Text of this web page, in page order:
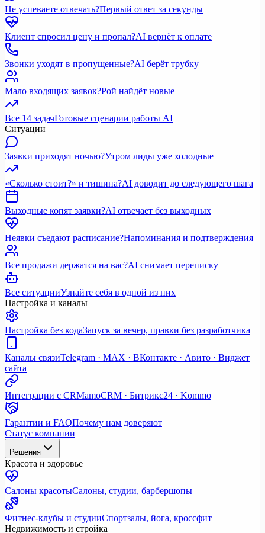
Не успеваете отвечать?Первый ответ за секунды
Клиент спросил цену и пропал?AI вернёт к оплате
Звонки уходят в пропущенные?AI берёт трубку
Мало входящих заявок?Рой найдёт новые
Все 14 задачГотовые сценарии работы AI
Ситуации
Заявки приходят ночью?Утром лиды уже холодные
«Сколько стоит?» и тишина?AI доводит до следующего шага
Выходные копят заявки?AI отвечает без выходных
Неявки съедают расписание?Напоминания и подтверждения
Все продажи держатся на вас?AI снимает переписку
Все ситуацииУзнайте себя в одной из них
Настройка и каналы
Настройка без кодаЗапуск за вечер, правки без разработчика
Каналы связиTelegram · MAX · ВКонтакте · Авито · Виджет
сайта
Интеграции с CRMamoCRM · Битрикс24 · Kommo
Гарантии и FAQПочему нам доверяют
Статус компании
Решения
Красота и здоровье
Салоны красотыСалоны, студии, барбершопы
Фитнес-клубы и студииСпортзалы, йога, кроссфит
Недвижимость и стройка